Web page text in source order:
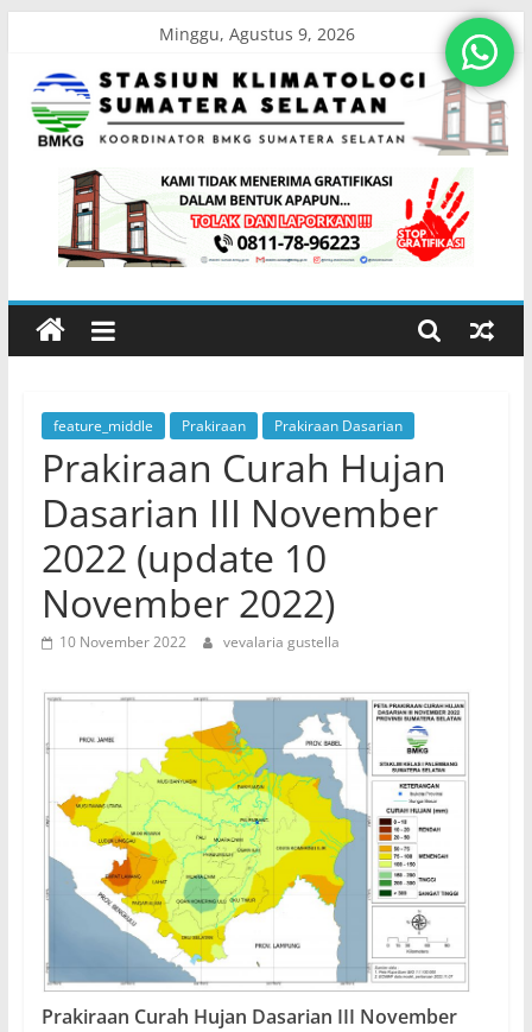
content
Minggu, Agustus 9, 2026
Stasiun
Klimatologi
Sumatera
Koordinator
BMKG
Sumatera
Selatan
feature_middle Prakiraan Prakiraan Dasarian
Prakiraan Curah Hujan
Dasarian III November
2022 (update 10
November 2022)
10 November 2022 vevalaria gustella
Prakiraan Curah Hujan Dasarian III November